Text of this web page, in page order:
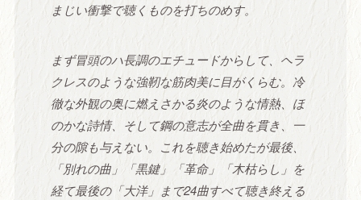
まじい衝撃で聴くものを打ちのめす。
まず冒頭のハ長調のエチュードからして、ヘラ
クレスのような強靭な筋肉美に目がくらむ。冷
徹な外観の奥に燃えさかる炎のような情熱、ほ
のかな詩情、そして鋼の意志が全曲を貫き、一
分の隙も与えない。これを聴き始めたが最後、
「別れの曲」「黒鍵」「革命」「木枯らし」を
経て最後の「大洋」まで24曲すべて聴き終える